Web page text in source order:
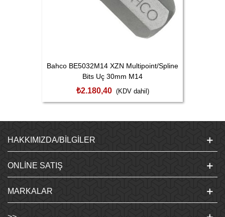
Bahco BE5032M14 XZN Multipoint/Spline
Bits Uç 30mm M14
₺2.180,40 (KDV dahil)
HAKKIMIZDA/BILGILER
ONLINE SATIŞ
MARKALAR